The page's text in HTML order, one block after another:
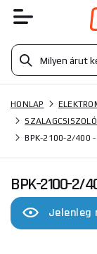
HONLAP
BPK-2100-2/400 -
BPK-2100-2/
Jelenleg